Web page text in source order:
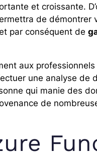
et croissante.
de démontrer
par conséquent de
aux
une analyse de
qui manie des
de